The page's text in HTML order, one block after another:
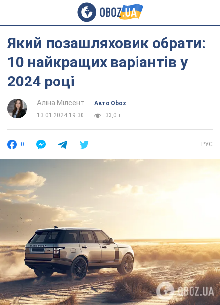
Який позашляховик обрати:
10 найкращих варіантів у
2024 році
Аліна Мілсент
Авто Oboz
13.01.2024 19:30
33,0 т.
0 РУС